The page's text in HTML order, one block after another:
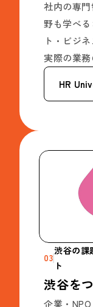
社内の専
野も学べ
ト・ビジ
実際の業務
HR
03
渋谷の課
ト
渋谷を
企業・